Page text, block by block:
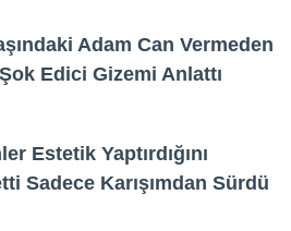
Adam Can Vermeden
Edici Gizemi Anlattı
Estetik Yaptırdığını
Sadece Karışımdan Sürdü